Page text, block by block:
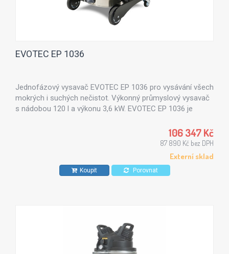
EVOTEC EP 1036
Jednofázový vysavač EVOTEC EP 1036 pro vysávání všech
mokrých i suchých nečistot. Výkonný průmyslový vysavač
s nádobou 120 l a výkonu 3,6 kW. EVOTEC EP 1036 je
106 347 Kč
87 890 Kč bez DPH
Externí sklad
Koupit Porovnat